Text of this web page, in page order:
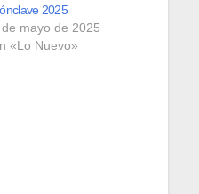
2025
mayo de 2025
«Lo Nuevo»